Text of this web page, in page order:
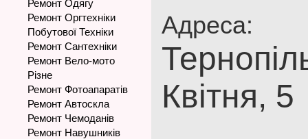
Ремонт Одягу
Ремонт Оргтехніки
Побутової Техніки
Ремонт Сантехніки
Ремонт Вело-мото
Різне
Ремонт Фотоапаратів
Ремонт Автоскла
Ремонт Чемоданів
Ремонт Навушників
Адреса:
Квітня, 5